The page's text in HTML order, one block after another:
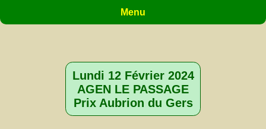
Menu
Lundi 12 Février 2024
AGEN LE PASSAGE
Prix Aubrion du Gers